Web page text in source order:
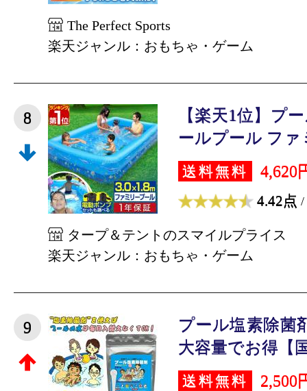
The Perfect Sports
楽天ジャンル：おもちゃ・ゲーム
8
【楽天1位】プ
ールプール ファ
送料無料 4,620
4.42点 /
タープ＆テントのスマイルプライス
楽天ジャンル：おもちゃ・ゲーム
9
プール塩素除菌
大容量でお得【
送料無料 2,500